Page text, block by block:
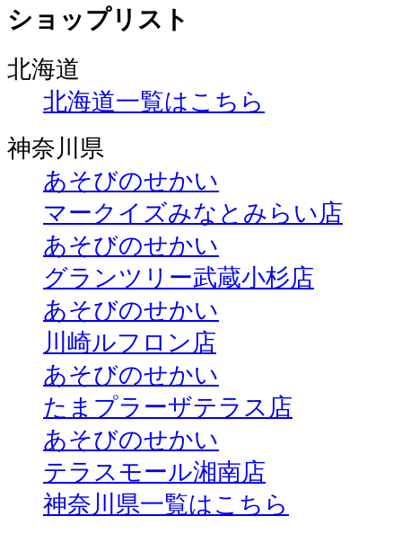
ショップリスト
北海道
北海道一覧はこちら
神奈川県
あそびのせかい
マークイズみなとみらい店
あそびのせかい
グランツリー武蔵小杉店
あそびのせかい
川崎ルフロン店
あそびのせかい
たまプラーザテラス店
あそびのせかい
テラスモール湘南店
神奈川県一覧はこちら